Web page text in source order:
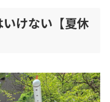
けない【夏休